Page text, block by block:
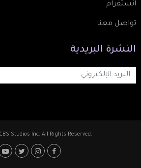
انستقرام
تواصل معنا
النشرة البريدية
Studios Inc. All Rights Reserved.
Footer: Social Media